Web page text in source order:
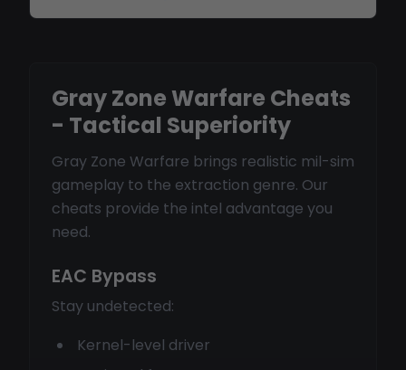
Gray Zone Warfare Cheats
- Tactical Superiority
Gray Zone Warfare brings realistic mil-sim
gameplay to the extraction genre. Our
cheats provide the intel advantage you
need.
EAC Bypass
Stay undetected:
Kernel-level driver